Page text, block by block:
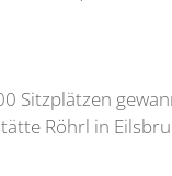
Sitzplätzen
Röhrl in